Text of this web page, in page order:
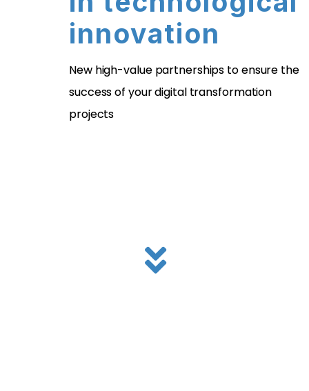
innovation
New high-value partnerships to ensure the
success of your digital transformation
projects